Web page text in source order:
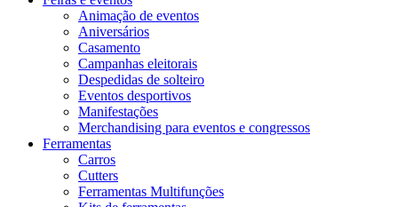
Animação de eventos
Aniversários
Casamento
Campanhas eleitorais
Despedidas de solteiro
Eventos desportivos
Manifestações
Merchandising para eventos e congressos
Ferramentas
Carros
Cutters
Ferramentas Multifunções